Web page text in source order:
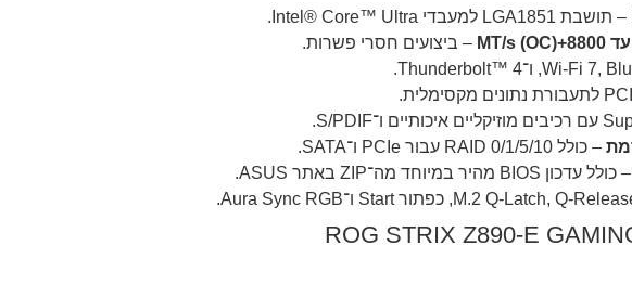
– תושבת LGA1851 למעבדי Intel® Core™ Ultra.
– ביצועים חסרי פשרות.
– כולל RAID 0/1/5/10 עבור PCIe ו־SATA.
– כולל עדכון BIOS מהיר במיוחד מה־ZIP באתר ASUS.